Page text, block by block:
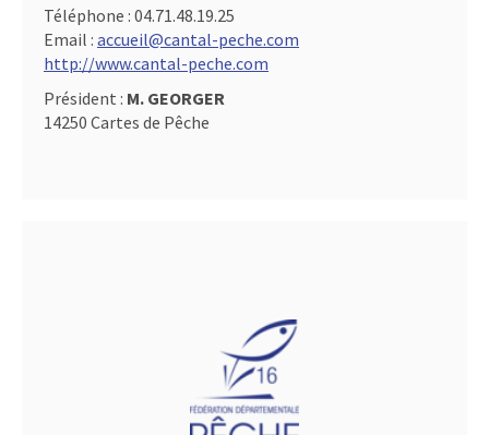
Téléphone : 04.71.48.19.25
Email : accueil@cantal-peche.com
http://www.cantal-peche.com
Président : M. GEORGER
14250 Cartes de Pêche